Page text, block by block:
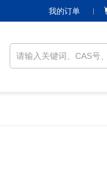
我的订单